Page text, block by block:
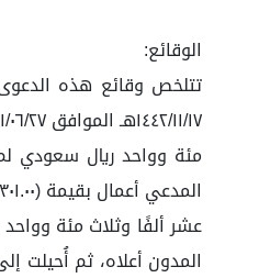
الوقائع:
تتلخص وقائع هذه